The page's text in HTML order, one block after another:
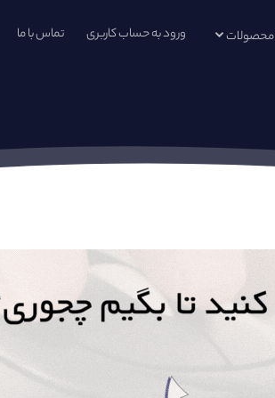
محصولات ورود به حساب کاربری تماس با ما